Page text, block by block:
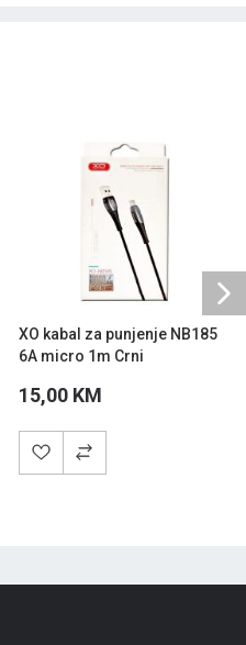
XO kabal za punjenje NB185
6A micro 1m Crni
15,00 KM